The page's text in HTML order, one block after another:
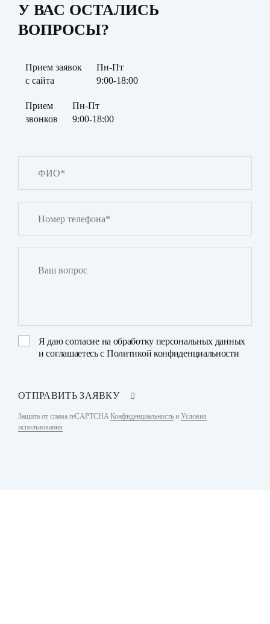
У ВАС ОСТАЛИСЬ
ВОПРОСЫ?
Прием заявок
с сайта
Пн-Пт
9:00-18:00
Прием
звонков
Пн-Пт
9:00-18:00
Я даюсогласие на обработку персональных данных
и соглашаетесь с Политикой конфиденциальности
ОТПРАВИТЬ ЗАЯВКУ
Защита от спама reCAPTCHAКонфиденциальность и Условия
использования